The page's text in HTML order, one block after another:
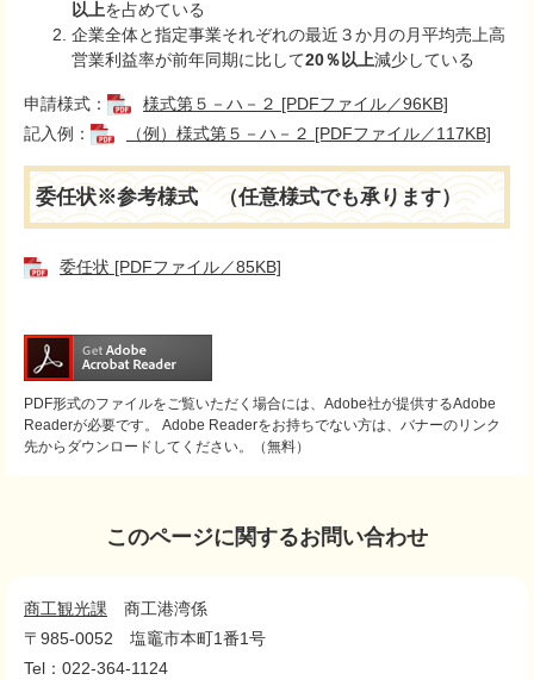
以上を占めている
企業全体と指定事業それぞれの最近３か月の月平均売上高
営業利益率が前年同期に比して20％以上減少している
申請様式：
様式第５－ハ－２ [PDFファイル／96KB]
記入例：
（例）様式第５－ハ－２ [PDFファイル／117KB]
委任状※参考様式 （任意様式でも承ります）
委任状 [PDFファイル／85KB]
PDF形式のファイルをご覧いただく場合には、Adobe社が提供するAdobe
Readerが必要です。
Adobe Readerをお持ちでない方は、バナーのリンク
先からダウンロードしてください。（無料）
このページに関するお問い合わせ
商工観光課
商工港湾係
〒985-0052
塩竈市本町1番1号
Tel：022-364-1124